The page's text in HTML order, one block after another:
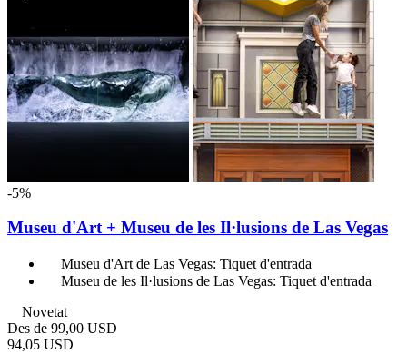
-5%
Museu d'Art + Museu de les Il·lusions de Las Vegas
Museu d'Art de Las Vegas: Tiquet d'entrada
Museu de les Il·lusions de Las Vegas: Tiquet d'entrada
Novetat
Des de 99,00 USD
94,05 USD